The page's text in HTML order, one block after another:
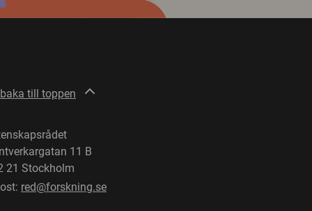
till toppen
11 B
21 Stockholm
red@forskning.se